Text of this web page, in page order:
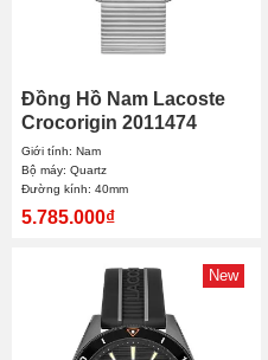
Đồng Hồ Nam Lacoste
Crocorigin 2011474
40mm
Giới tính: Nam
Bộ máy: Quartz
Đường kính: 40mm
5.785.000₫
New